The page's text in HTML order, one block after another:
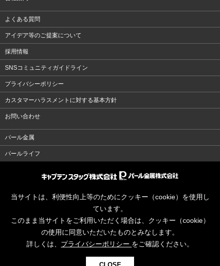
よくある質問
アイデア等のご提案について
採用情報
SNSコミュニティガイドライン
プライバシーポリシー
カスタマーハラスメントに対する基本方針
お問い合わせ
パール金属
パールライフ
当サイトは、利便性向上等のためにクッキー（cookie）を使用し
ています。
このまま当サイトをご利用いただく場合は、クッキー（cookie）
の使用に同意いただいたものとみなします。
詳しくは、 プライバシーポリシー をご確認ください。